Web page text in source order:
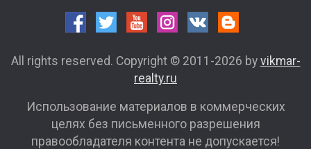
All rights reserved. Copyright © 2011-2026 by vikmar-
realty.ru
Использование материалов в коммерческих
целях без письменного разрешения
правообладателя контента не допускается!